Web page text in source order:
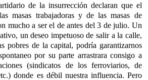
de la insurrección declaran que el
masas trabajadoras y de las masas de
mucho a ser el de antes del 3 de julio. Un
un deseo impetuoso de salir a la calle,
pobres de la capital, podría garantizarnos
por su parte arrastrara consigo a
(sindicatos de los ferroviarios, de
donde es débil nuestra influencia. Pero